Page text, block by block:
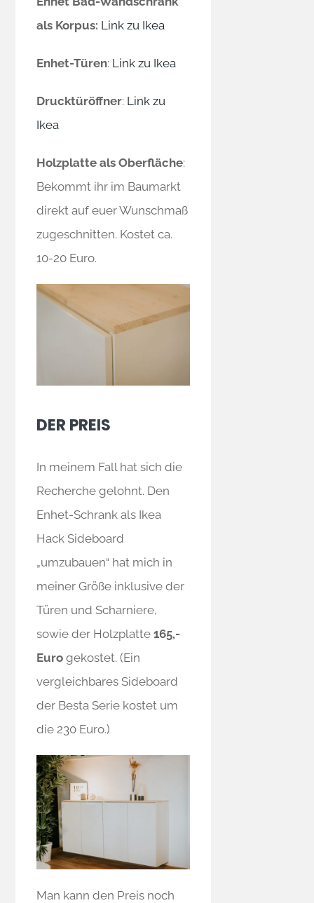
als Korpus: Link zu Ikea
Enhet-Türen: Link zu Ikea
Drucktüröffner: Link zu
Ikea
Holzplatte als Oberfläche:
Bekommt ihr im Baumarkt
direkt auf euer Wunschmaß
zugeschnitten. Kostet ca.
10-20 Euro.
DER PREIS
In meinem Fall hat sich die
Recherche gelohnt. Den
Enhet-Schrank als Ikea
Hack Sideboard
„umzubauen“ hat mich in
meiner Größe inklusive der
Türen und Scharniere,
sowie der Holzplatte165,-
Euro gekostet. (Ein
vergleichbares Sideboard
der Besta Serie kostet um
die 230 Euro.)
Man kann den Preis noch